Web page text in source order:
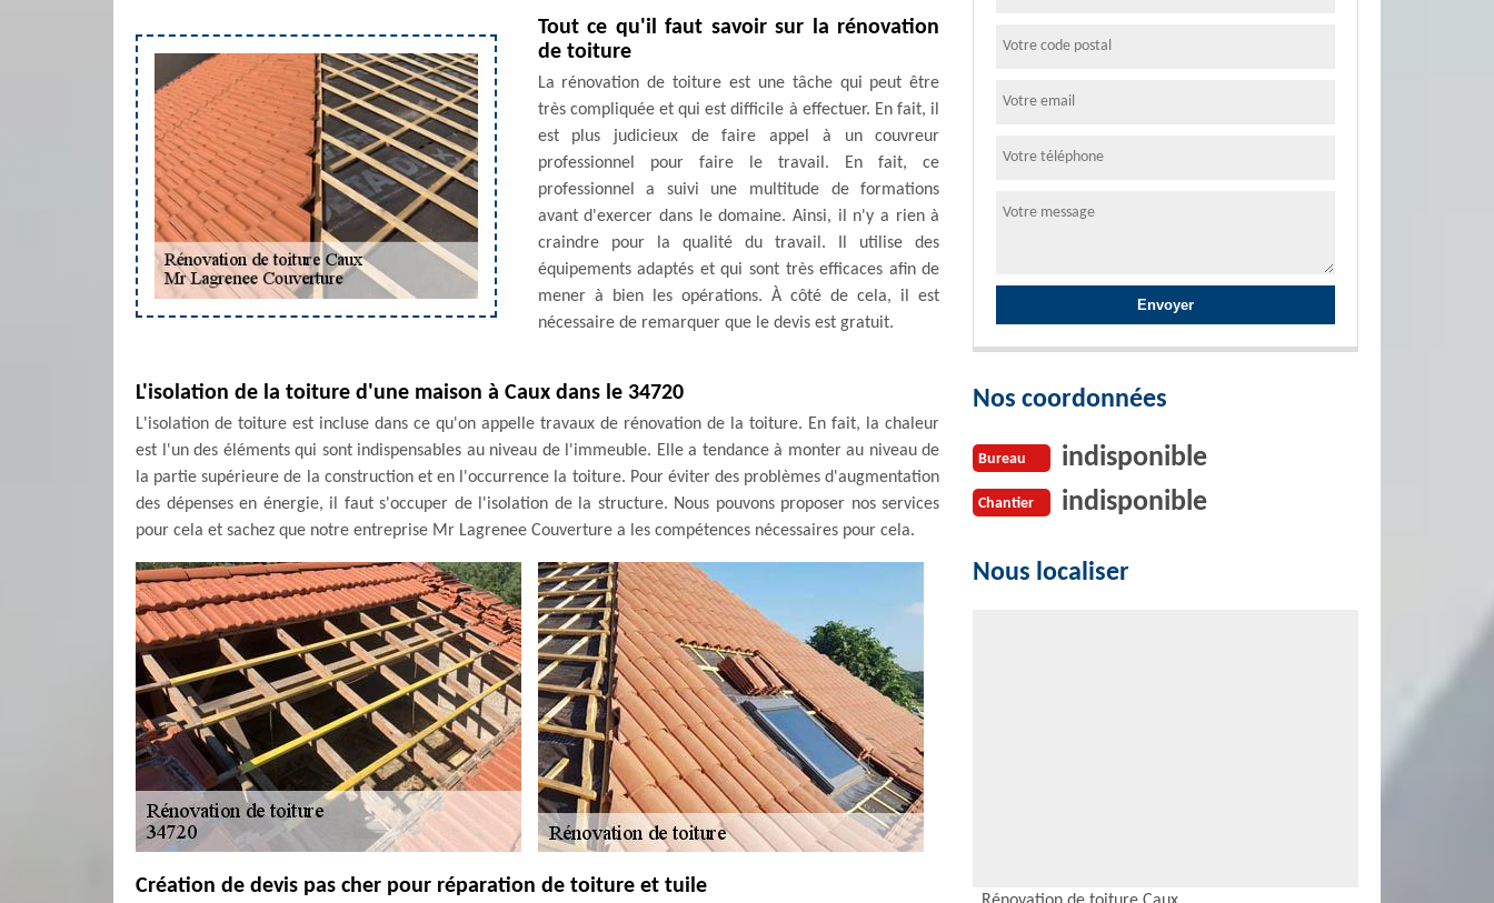
Tout ce qu'il faut savoir sur la rénovation
de toiture
La rénovation de toiture est une tâche qui peut être
très compliquée et qui est difficile à effectuer. En fait, il
est plus judicieux de faire appel à un couvreur
professionnel pour faire le travail. En fait, ce
professionnel a suivi une multitude de formations
avant d'exercer dans le domaine. Ainsi, il n'y a rien à
craindre pour la qualité du travail. Il utilise des
équipements adaptés et qui sont très efficaces afin de
mener à bien les opérations. À côté de cela, il est
nécessaire de remarquer que le devis est gratuit.
L'isolation de la toiture d'une maison à Caux dans le 34720
L'isolation de toiture est incluse dans ce qu'on appelle travaux de rénovation de la toiture. En fait, la chaleur
est l'un des éléments qui sont indispensables au niveau de l'immeuble. Elle a tendance à monter au niveau de
la partie supérieure de la construction et en l'occurrence la toiture. Pour éviter des problèmes d'augmentation
des dépenses en énergie, il faut s'occuper de l'isolation de la structure. Nous pouvons proposer nos services
pour cela et sachez que notre entreprise Mr Lagrenee Couverture a les compétences nécessaires pour cela.
Création de devis pas cher pour réparation de toiture et tuile
Nos coordonnées
Bureau indisponible
Chantier indisponible
Nous localiser